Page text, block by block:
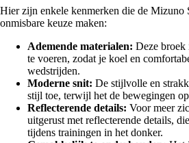
Hier zijn enkele kenmerken die de Mizuno
onmisbare keuze maken:
Ademende materialen: Deze broek
te voeren, zodat je koel en
wedstrijden.
Moderne snit: De stijlvolle en
stijl toe, terwijl het de bewegingen
Reflecterende details: Voor meer
uitgerust met reflecterende details,
tijdens trainingen in het donker.